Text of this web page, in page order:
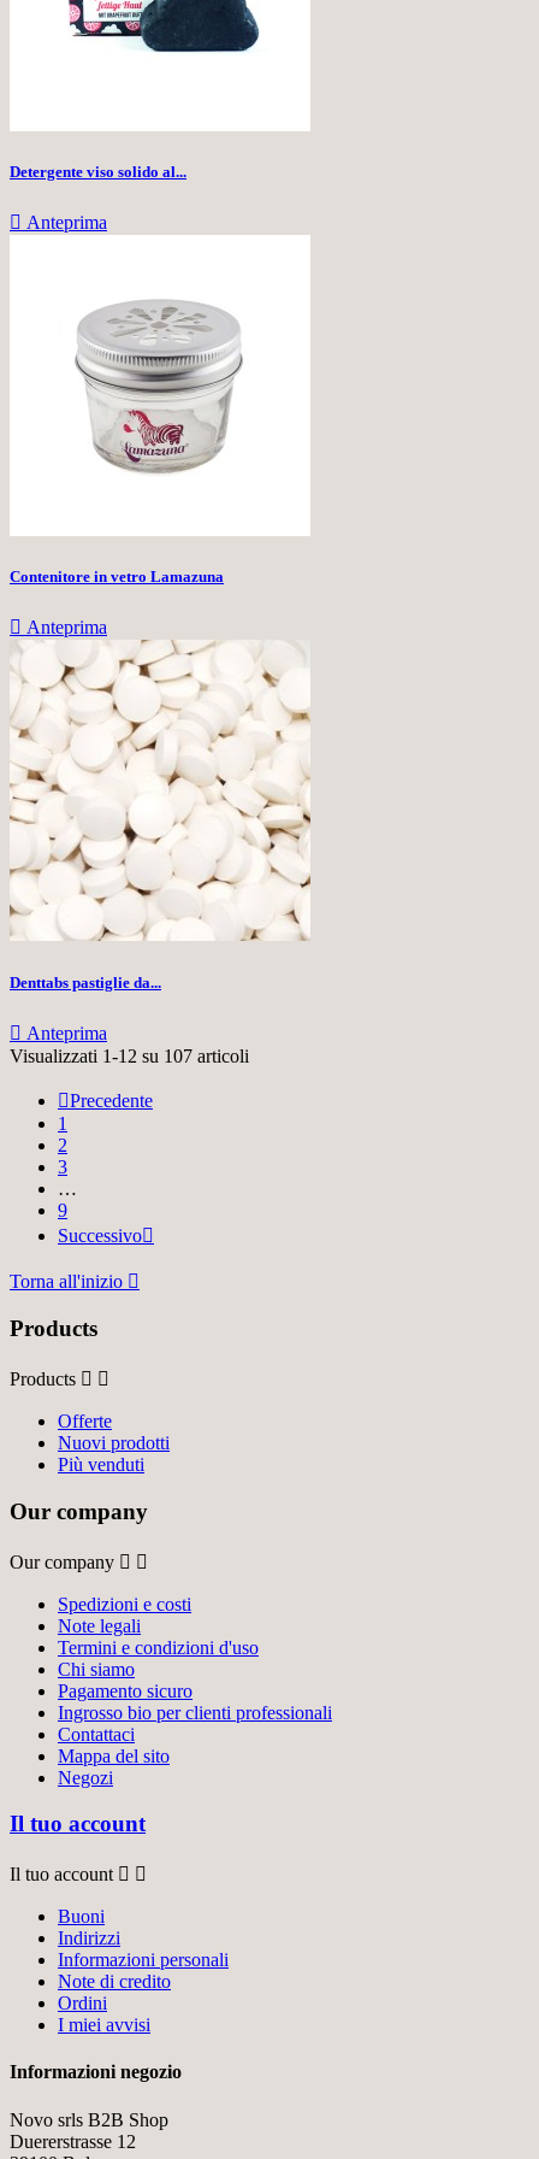
Detergente viso solido al...
 Anteprima
Contenitore in vetro Lamazuna
 Anteprima
Denttabs pastiglie da...
 Anteprima
Visualizzati 1-12 su 107 articoli
Precedente
1
2
3
…
9
Successivo
Torna all'inizio 
Products
Products  
Offerte
Nuovi prodotti
Più venduti
Our company
Our company  
Spedizioni e costi
Note legali
Termini e condizioni d'uso
Chi siamo
Pagamento sicuro
Ingrosso bio per clienti professionali
Contattaci
Mappa del sito
Negozi
Il tuo account
Il tuo account  
Buoni
Indirizzi
Informazioni personali
Note di credito
Ordini
I miei avvisi
Informazioni negozio
Novo srls B2B Shop
Duererstrasse 12